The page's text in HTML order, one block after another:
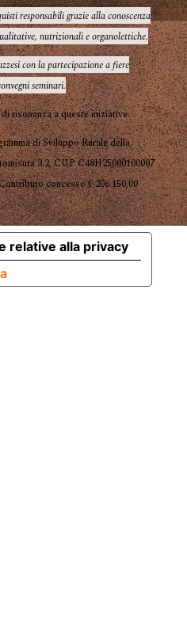
responsabili grazie alla conoscenza
nutrizionali e organolettiche.
con la partecipazione a fiere
seminari.
risonanza a queste iniziative.
di Sviluppo Rurale della
3.2, CUP C48H25000100007
concesso € 206.150,00
relative alla privacy